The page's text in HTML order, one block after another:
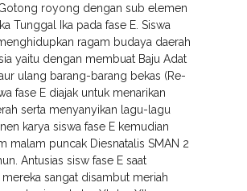
royong dengan sub elemen
Tunggal Ika pada fase E. Siswa
ragam budaya daerah
yaitu dengan membuat Baju Adat
ulang barang-barang bekas (Re-
fase E diajak untuk menarikan
serta menyanyikan lagu-lagu
karya siswa fase E kemudian
malam puncak Diesnatalis SMAN 2
Antusias sisw fase E saat
sangat disambut meriah